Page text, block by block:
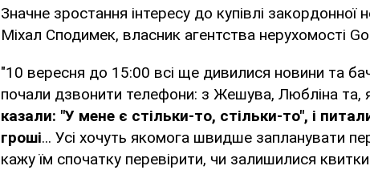
Значне зростання інтересу до купівлі
Міхал Сподимек, власник агентства нерухомості
"10 вересня до 15:00 всі ще дивилися новини та
почали дзвонити телефони: з Жешува, Любліна та,
казали: "У мене є стільки-то, стільки-то", і
гроші... Усі хочуть якомога швидше запланувати
кажу їм спочатку перевірити, чи залишилися